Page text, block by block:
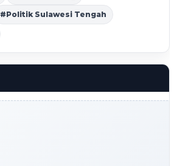
#Politik Sulawesi Tengah